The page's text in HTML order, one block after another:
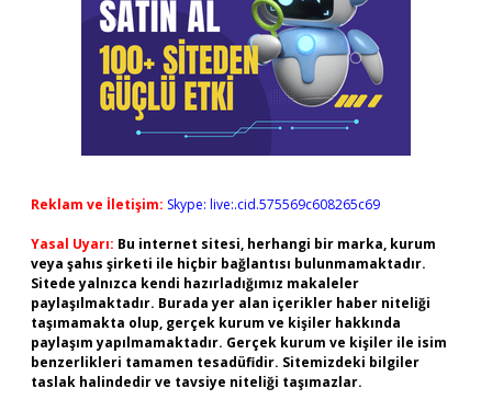
Reklam ve İletişim: Skype: live:.cid.575569c608265c69
Yasal Uyarı: Bu internet sitesi, herhangi bir marka, kurum
veya şahıs şirketi ile hiçbir bağlantısı bulunmamaktadır.
Sitede yalnızca kendi hazırladığımız makaleler
paylaşılmaktadır. Burada yer alan içerikler haber niteliği
taşımamakta olup, gerçek kurum ve kişiler hakkında
paylaşım yapılmamaktadır. Gerçek kurum ve kişiler ile isim
benzerlikleri tamamen tesadüfidir. Sitemizdeki bilgiler
taslak halindedir ve tavsiye niteliği taşımazlar.